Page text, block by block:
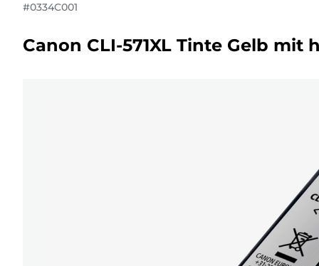
#0334C001
Canon CLI-571XL Tinte Gelb mit